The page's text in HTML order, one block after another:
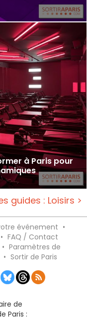
à Paris pour
guides : Loisirs >
événement •
• FAQ / Contact
• Paramètres de
• Sortir de Paris
de
Paris :